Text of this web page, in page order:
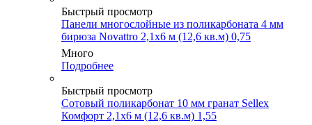
Быстрый просмотр
Панели многослойные из поликарбоната 4 мм
бирюза Novattro 2,1х6 м (12,6 кв.м) 0,75
Много
Подробнее
Быстрый просмотр
Сотовый поликарбонат 10 мм гранат Sellex
Комфорт 2,1х6 м (12,6 кв.м) 1,55